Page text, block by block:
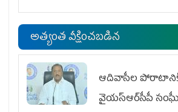
కుట్ర
అత్యంత వీక్షించబడిన
ఆదివాసీల
వైయ‌స్ఆర్‌సీపీ